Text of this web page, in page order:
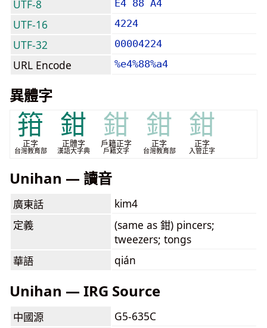
UTF-8 E4 88 A4
UTF-16 4224
UTF-32 00004224
URL Encode %e4%88%a4
異體字
箝
正字
台灣教育部
鉗
正體字
漢語大字典
鉗
戶籍正字
戶籍文字
鉗
正字
台灣教育部
鉗
正字
入管正字
Unihan — 讀音
廣東話
kim4
定義
(same as 鉗) pincers;
tweezers; tongs
華語
qián
Unihan — IRG Source
中國源
G5-635C